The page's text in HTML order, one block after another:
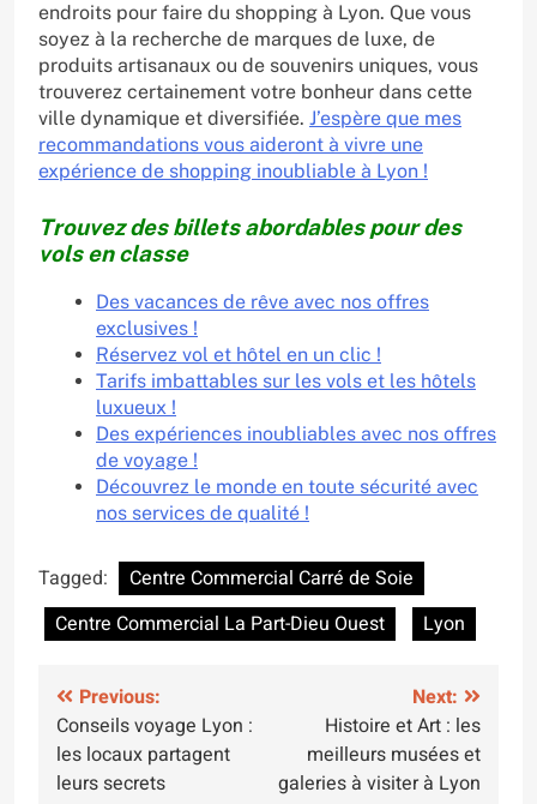
endroits pour faire du shopping à Lyon. Que vous
soyez à la recherche de marques de luxe, de
produits artisanaux ou de souvenirs uniques, vous
trouverez certainement votre bonheur dans cette
ville dynamique et diversifiée. J’espère que mes
recommandations vous aideront à vivre une
expérience de shopping inoubliable à Lyon !
Trouvez des billets abordables pour des
vols en classe
Des vacances de rêve avec nos offres
exclusives !
Réservez vol et hôtel en un clic !
Tarifs imbattables sur les vols et les hôtels
luxueux !
Des expériences inoubliables avec nos offres
de voyage !
Découvrez le monde en toute sécurité avec
nos services de qualité !
Tagged:
Centre Commercial Carré de Soie
Centre Commercial La Part-Dieu Ouest
Lyon
Navigation
de
l’article
Previous:
Conseils voyage Lyon :
les locaux partagent
leurs secrets
Next:
Histoire et Art : les
meilleurs musées et
galeries à visiter à Lyon